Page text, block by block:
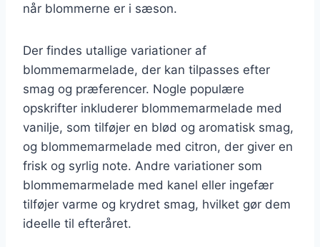
når blommerne er i sæson.
Der findes utallige variationer af
blommemarmelade, der kan tilpasses efter
smag og præferencer. Nogle populære
opskrifter inkluderer blommemarmelade med
vanilje, som tilføjer en blød og aromatisk smag,
og blommemarmelade med citron, der giver en
frisk og syrlig note. Andre variationer som
blommemarmelade med kanel eller ingefær
tilføjer varme og krydret smag, hvilket gør dem
ideelle til efteråret.